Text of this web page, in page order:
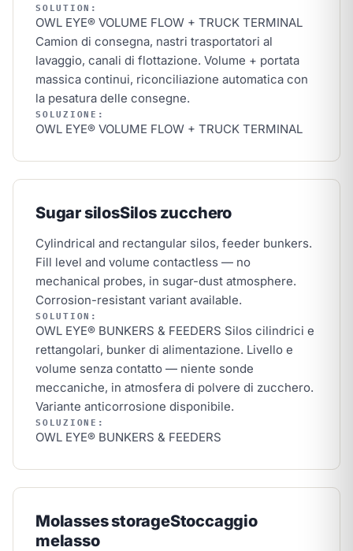
SOLUTION:
OWL EYE® VOLUME FLOW + TRUCK TERMINAL
Camion di consegna, nastri trasportatori al
lavaggio, canali di flottazione. Volume + portata
massica continui, riconciliazione automatica con
la pesatura delle consegne.
SOLUZIONE:
OWL EYE® VOLUME FLOW + TRUCK TERMINAL
Sugar silosSilos zucchero
Cylindrical and rectangular silos, feeder bunkers.
Fill level and volume contactless — no
mechanical probes, in sugar-dust atmosphere.
Corrosion-resistant variant available.
SOLUTION:
OWL EYE® BUNKERS & FEEDERS Silos cilindrici e
rettangolari, bunker di alimentazione. Livello e
volume senza contatto — niente sonde
meccaniche, in atmosfera di polvere di zucchero.
Variante anticorrosione disponibile.
SOLUZIONE:
OWL EYE® BUNKERS & FEEDERS
Molasses storageStoccaggio
melasso